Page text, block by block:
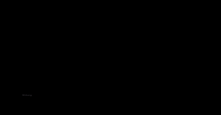
Wirkung